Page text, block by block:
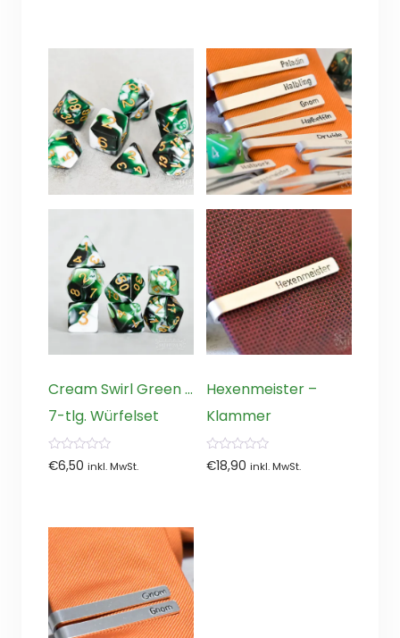
Cream Swirl Green …
7-tlg. Würfelset
0
von
€6,50 inkl. MwSt.
Hexenmeister –
Klammer
0
von
€18,90 inkl. MwSt.